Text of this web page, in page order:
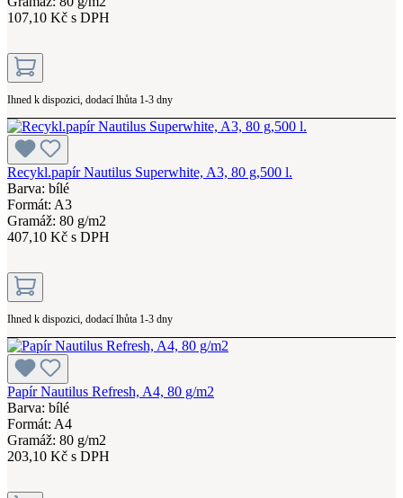
107,10 Kč s DPH
Ihned k dispozici, dodací lhůta 1-3 dny
Recykl.papír Nautilus Superwhite, A3, 80 g,500 l.
Barva: bílé
Formát: A3
Gramáž: 80 g/m2
407,10 Kč s DPH
Ihned k dispozici, dodací lhůta 1-3 dny
Papír Nautilus Refresh, A4, 80 g/m2
Barva: bílé
Formát: A4
Gramáž: 80 g/m2
203,10 Kč s DPH